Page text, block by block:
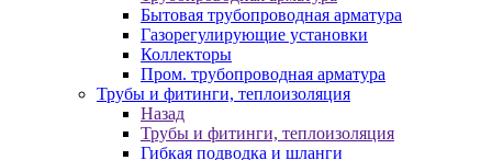
Бытовая трубопроводная арматура
Газорегулирующие установки
Коллекторы
Пром. трубопроводная арматура
Трубы и фитинги, теплоизоляция
Назад
Трубы и фитинги, теплоизоляция
Гибкая подводка и шланги